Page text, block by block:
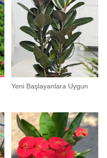
Yeni Başlayanlara Uygun